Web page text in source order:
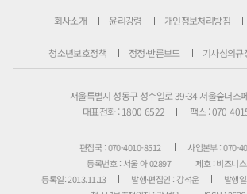
회사소개 윤리강령 개인정보처리방침
청소년보호정책 정정·반론보도 기사심의규
서울특별시 성동구 성수일로 39-34 서울숲더스
대표전화 : 1800-6522
팩스 : 070-
편집국 : 070-4010-8512
사업본부 : 070-
등록번호 : 서울 아 02897
제호 : 비즈니
등록일: 2013.11.13
발행·편집인 : 강석운
발행